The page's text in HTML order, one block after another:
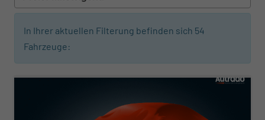
In Ihrer aktuellen Filterung befinden sich 54
Fahrzeuge:
ab 367,– € mtl.